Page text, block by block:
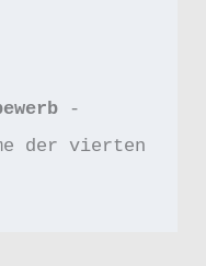
-
der vierten